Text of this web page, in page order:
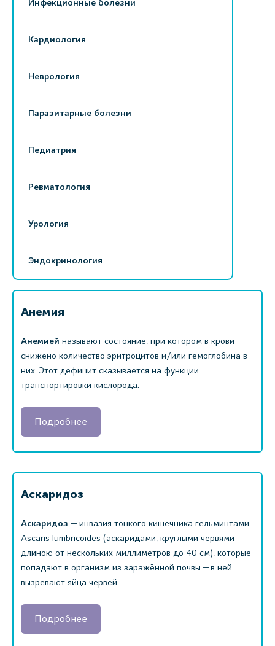
Инфекционные болезни
Кардиология
Неврология
Паразитарные болезни
Педиатрия
Ревматология
Урология
Эндокринология
Анемия
Анемией называют состояние, при котором в крови
снижено количество эритроцитов и/или гемоглобина в
них. Этот дефицит сказывается на функции
транспортировки кислорода.
Подробнее
Аскаридоз
Аскаридоз — инвазия тонкого кишечника гельминтами
Ascaris lumbricoides (аскаридами, круглыми червями
длиною от нескольких миллиметров до 40 см), которые
попадают в организм из заражённой почвы — в ней
вызревают яйца червей.
Подробнее